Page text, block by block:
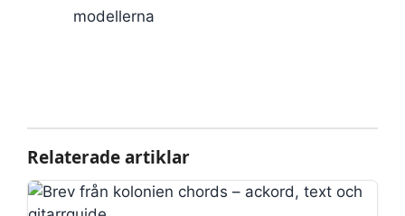
modellerna
Relaterade artiklar